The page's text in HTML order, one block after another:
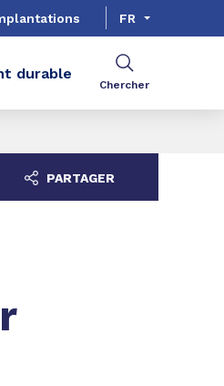
FR
durable
Chercher
PARTAGER